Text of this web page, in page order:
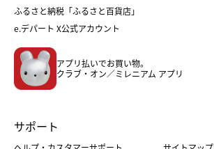
フード
ホーム・キッチン＆アート
ふるさと納税「ふるさと百貨店」
e.デパート X公式アカウント
アプリ払いでお買い物。
クラブ・オン／ミレニアム アプリ
サポート